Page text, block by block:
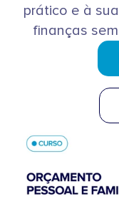
prático e à
finanças